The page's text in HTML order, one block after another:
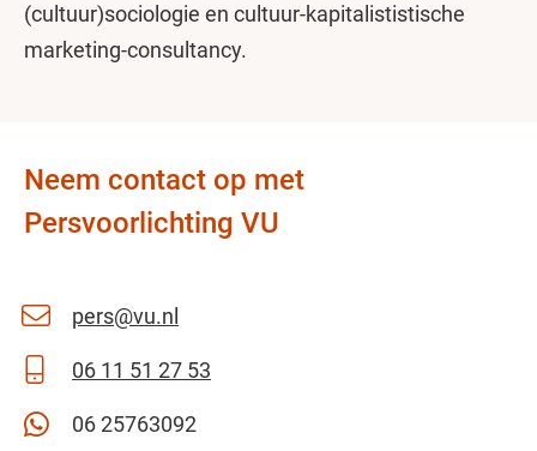
(cultuur)sociologie en cultuur-kapitalististische
marketing-consultancy.
Neem contact op met
Persvoorlichting VU
pers@vu.nl
06 11 51 27 53
06 25763092